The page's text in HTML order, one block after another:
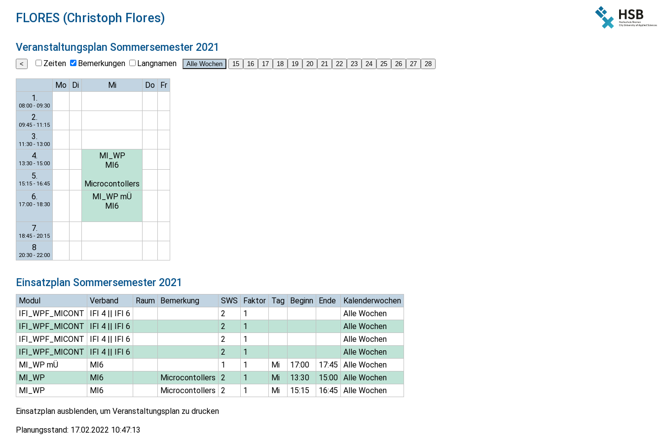
FLORES (Christoph Flores)
Veranstaltungsplan Sommersemester 2021
Zeiten Bemerkungen Langnamen
Mo Di Mi Do
Fr
1.
08:00 - 09:30
2.
09:45 - 11:15
3.
11:30 - 13:00
4.
13:30 - 15:00
MI_WP
MI6
Microcontollers
5.
15:15 - 16:45
6.
17:00 - 18:30
MI_WP mÜ
MI6
7.
18:45 - 20:15
8
20:30 - 22:00
Einsatzplan Sommersemester 2021
Modul Verband Raum Bemerkung SWS Faktor Tag Beginn Ende
Kalenderwochen
IFI_WPF_MICONT
IFI 4|| IFI 6 2 1
Alle Wochen
IFI_WPF_MICONT
IFI 4|| IFI 6 2 1
Alle Wochen
IFI_WPF_MICONT
IFI 4|| IFI 6 2 1
Alle Wochen
IFI_WPF_MICONT
IFI 4|| IFI 6 2 1
Alle Wochen
MI_WP mÜ
MI6 1 1 Mi 17:00 17:45
Alle Wochen
MI_WP
MI6 Microcontollers 2 1 Mi 13:30 15:00 Alle Wochen
MI_WP
MI6 Microcontollers 2 1 Mi 15:15 16:45 Alle Wochen
Einsatzplan ausblenden, um Veranstaltungsplan zu drucken
Planungsstand: 17.02.2022 10:47:13